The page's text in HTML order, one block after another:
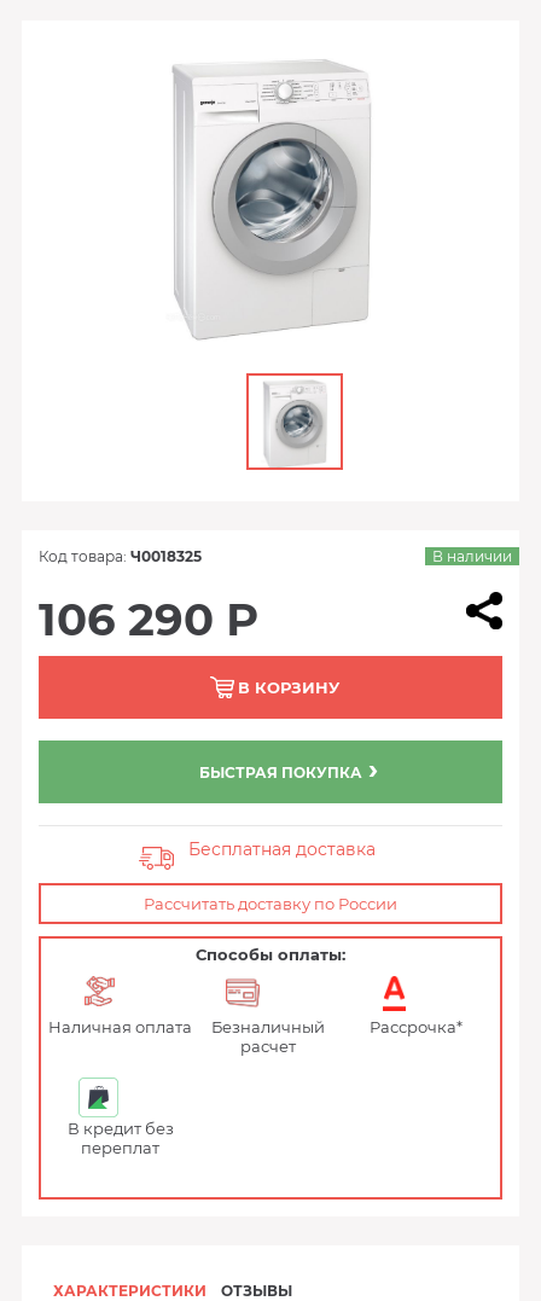
Код товара: Ч0018325 В наличии
106 290 Р
В КОРЗИНУ
БЫСТРАЯ ПОКУПКА
Бесплатная доставка
Рассчитать доставку по России
Способы оплаты:
Наличная оплата
Безналичный
расчет
Рассрочка*
В кредит без
переплат
ХАРАКТЕРИСТИКИ ОТЗЫВЫ